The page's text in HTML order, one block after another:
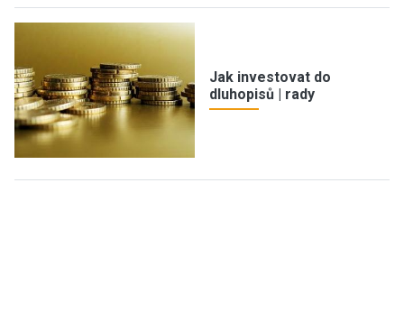
Jak investovat do
dluhopisů | rady